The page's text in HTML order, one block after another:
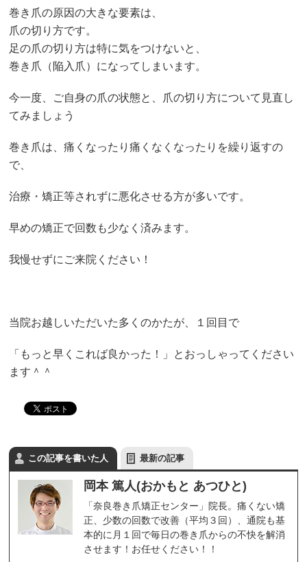
巻き爪の原因の大きな要素は、
爪の切り方です。
足の爪の切り方は特に気をつけないと、
巻き爪（陥入爪）になってしまいます。
今一度、ご自身の爪の状態と、爪の切り方について見直し
てみましょう
巻き爪は、痛くなったり痛くなくなったりを繰り返すの
で、
治療・矯正等されずに悪化させる方が多いです。
早めの矯正で回数も少なく済みます。
我慢せずにご来院ください！
当院お越しいただいた多くのかたが、１回目で
「もっと早くこれば良かった！」とおっしゃってください
ます＾＾
この記事を書いた人 最新の記事
岡本 篤人(おかもと あつひと)
「奈良巻き爪矯正センター」院長。痛くない矯
正、少数の回数で改善（平均３回）、通院も基
本的に月１回で毎日の巻き爪からの不快を解消
させます！お任せください！！